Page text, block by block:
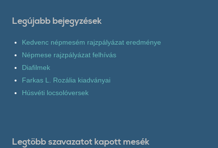
Legújabb bejegyzések
Kedvenc népmesém rajzpályázat eredménye
Népmese rajzpályázat felhívás
Diafilmek
Farkas L. Rozália kiadványai
Húsvéti locsolóversek
Legtöbb szavazatot kapott mesék